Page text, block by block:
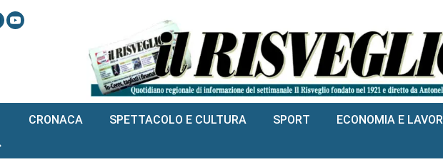
CRONACA SPETTACOLO E CULTURA SPORT ECONOMIA E